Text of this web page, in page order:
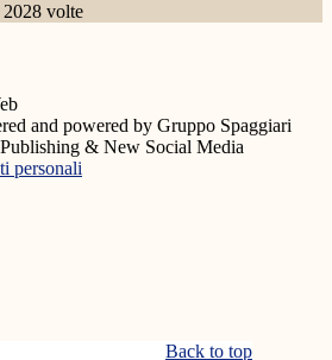
2028 volte
and powered by Gruppo Spaggiari
& New Social Media
personali
Back to top